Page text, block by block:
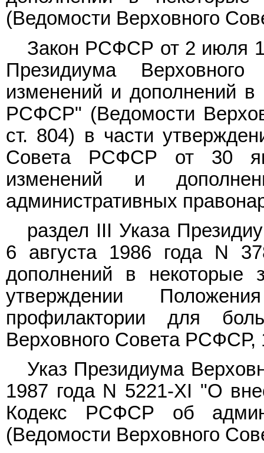
(Ведомости Верховного
Закон РСФСР от 2 июля
Президиума
изменений и дополнений в
РСФСР" (Ведомости
ст. 804) в части
Совета РСФСР от 30
изменений и
административных
раздел III Указа
6 августа 1986 года N
дополнений в некоторые
утверждении
профилактории для
Верховного Совета РСФСР,
Указ Президиума
1987 года N 5221-XI "О
Кодекс РСФСР об
(Ведомости Верховного